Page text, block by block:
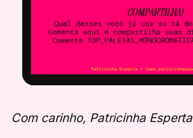
Com carinho, Patricinha Esperta